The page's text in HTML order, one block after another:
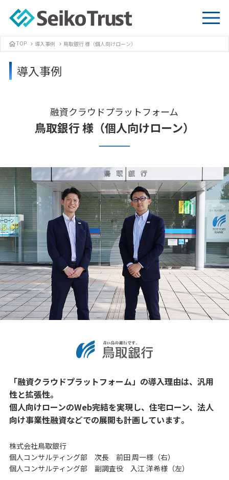
homeTOP chevron_right 導入事例 chevron_right 鳥取銀行 様（個人向けローン）
導入事例
融資クラウドプラットフォーム
鳥取銀行 様（個人向けローン）
「融資クラウドプラットフォーム」の導入理由は、汎用
性と拡張性｡
個人向けローンのWeb完結を実現し、住宅ローン、法人
向け事業性融資などでの展開も計画しています｡
株式会社鳥取銀行
個人コンサルティング部 次長 前田 周一様（右）
個人コンサルティング部 副調査役 入江 洋希様（左）